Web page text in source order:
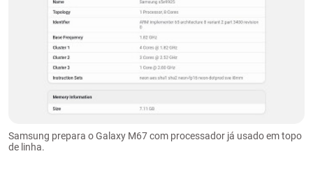
Samsung prepara o Galaxy M67 com processador já usado em topo
de linha.